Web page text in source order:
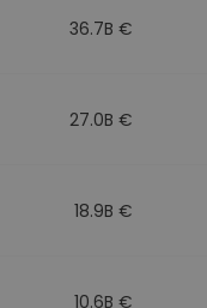
36.7B €
27.0B €
18.9B €
10.6B €